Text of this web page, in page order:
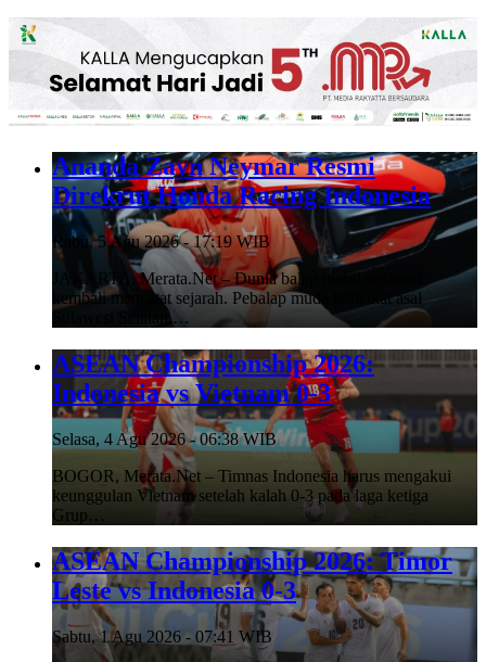
Ananda Zayn Neymar Resmi
Direkrut Honda Racing Indonesia
Rabu, 5 Agu 2026 - 17:19 WIB
JAKARTA, Merata.Net – Dunia balap mobil nasional
kembali mencatat sejarah. Pebalap muda berbakat asal
Sulawesi Selatan,…
ASEAN Championship 2026:
Indonesia vs Vietnam 0-3
Selasa, 4 Agu 2026 - 06:38 WIB
BOGOR, Merata.Net – Timnas Indonesia harus mengakui
keunggulan Vietnam setelah kalah 0-3 pada laga ketiga
Grup…
ASEAN Championship 2026: Timor
Leste vs Indonesia 0-3
Sabtu, 1 Agu 2026 - 07:41 WIB